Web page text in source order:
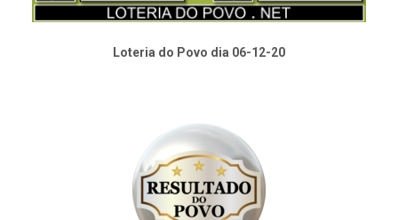
Loteria do Povo dia 06-12-20